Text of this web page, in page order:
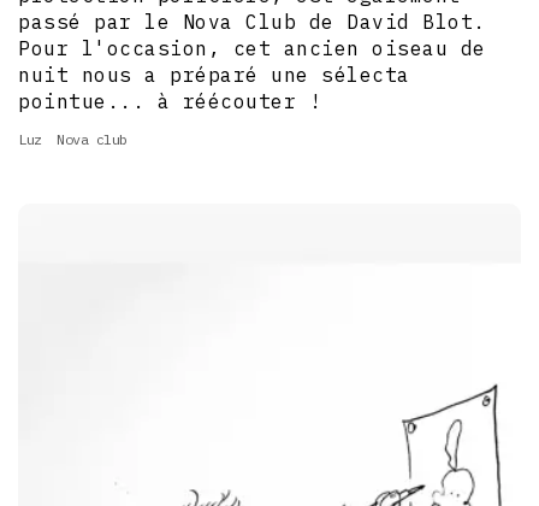
passé par le Nova Club de David Blot.
Pour l'occasion, cet ancien oiseau de
nuit nous a préparé une sélecta
pointue... à réécouter !
Luz Nova club